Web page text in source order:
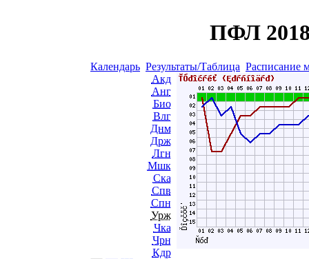
ПФЛ
Календарь Результаты/Таблица Расписание
Акд
Анг
Био
Влг
Днм
Држ
Лгн
Мшк
Ска
Спв
Спн
Урж
Чка
Чрн
Кдр